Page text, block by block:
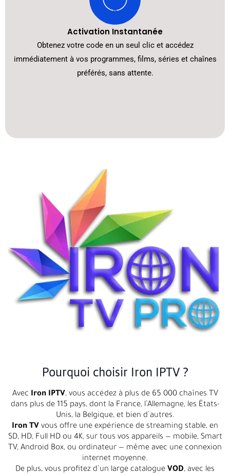
Activation Instantanée
Obtenez votre code en un seul clic et accédez
immédiatement à vos programmes, films, séries et chaînes
préférés, sans attente.
Pourquoi choisir Iron IPTV ?
Avec Iron IPTV, vous accédez à plus de 65 000 chaînes TV
dans plus de 115 pays, dont la France, l’Allemagne, les États-
Unis, la Belgique, et bien d’autres.
Iron TV vous offre une expérience de streaming stable, en
SD, HD, Full HD ou 4K, sur tous vos appareils — mobile, Smart
TV, Android Box, ou ordinateur — même avec une connexion
internet moyenne.
De plus, vous profitez d’un large catalogue VOD, avec les